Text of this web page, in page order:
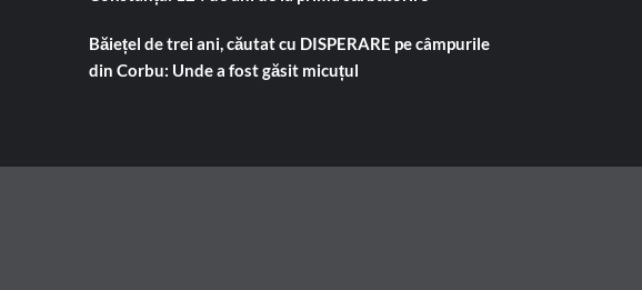
Băiețel de trei ani, căutat cu DISPERARE pe câmpurile
din Corbu: Unde a fost găsit micuțul